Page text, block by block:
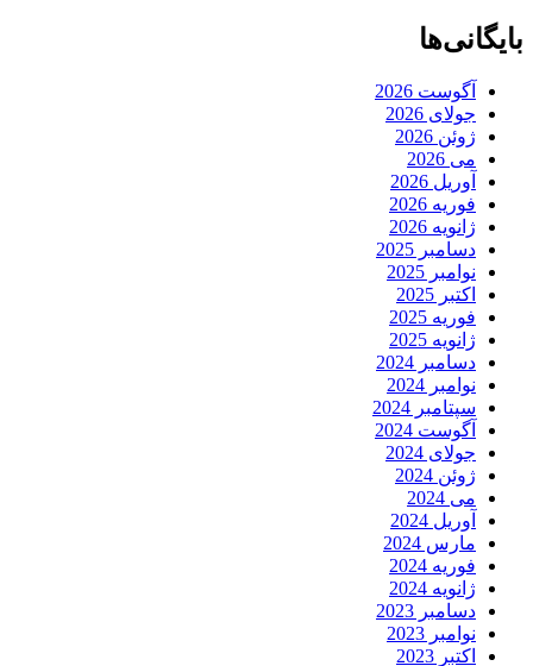
بایگانی‌ها
آگوست 2026
جولای 2026
ژوئن 2026
می 2026
آوریل 2026
فوریه 2026
ژانویه 2026
دسامبر 2025
نوامبر 2025
اکتبر 2025
فوریه 2025
ژانویه 2025
دسامبر 2024
نوامبر 2024
سپتامبر 2024
آگوست 2024
جولای 2024
ژوئن 2024
می 2024
آوریل 2024
مارس 2024
فوریه 2024
ژانویه 2024
دسامبر 2023
نوامبر 2023
اکتبر 2023